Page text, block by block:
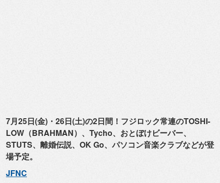
7月25日(金)・26日(土)の2日間！ フジロック常連のTOSHI-
LOW（BRAHMAN）、 Tycho、おとぼけビーバー、
STUTS、離婚伝説、OK Go、パソコン音楽クラブなどが登
場予定。
JFNC